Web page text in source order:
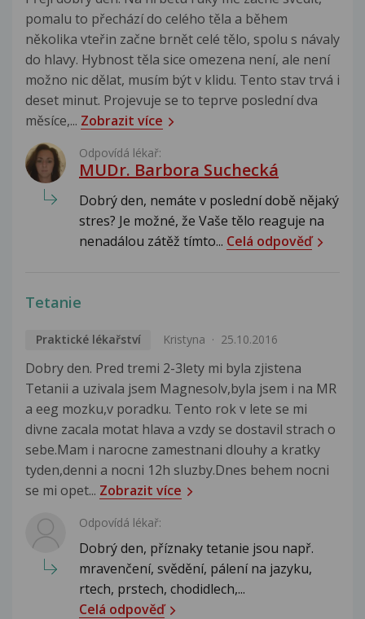
pomalu to přechází do celého těla a během
několika vteřin začne brnět celé tělo, spolu s návaly
do hlavy. Hybnost těla sice omezena není, ale není
možno nic dělat, musím být v klidu. Tento stav trvá i
deset minut. Projevuje se to teprve poslední dva
měsíce,... Zobrazit více
Odpovídá lékař:
MUDr. Barbora Suchecká
Dobrý den, nemáte v poslední době nějaký
stres? Je možné, že Vaše tělo reaguje na
nenadálou zátěž tímto... Celá odpověď
Tetanie
Praktické lékařství Kristyna 25.10.2016
Dobry den. Pred tremi 2-3lety mi byla zjistena
Tetanii a uzivala jsem Magnesolv,byla jsem i na MR
a eeg mozku,v poradku. Tento rok v lete se mi
divne zacala motat hlava a vzdy se dostavil strach o
sebe.Mam i narocne zamestnani dlouhy a kratky
tyden,denni a nocni 12h sluzby.Dnes behem nocni
se mi opet... Zobrazit více
Odpovídá lékař:
Dobrý den, příznaky tetanie jsou např.
mravenčení, svědění, pálení na jazyku,
rtech, prstech, chodidlech,...
Celá odpověď